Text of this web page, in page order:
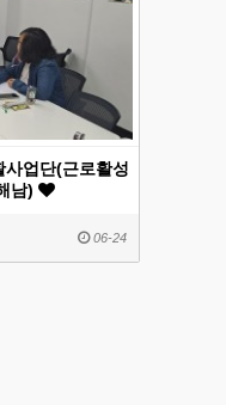
업단(근로활성
남)
06-24